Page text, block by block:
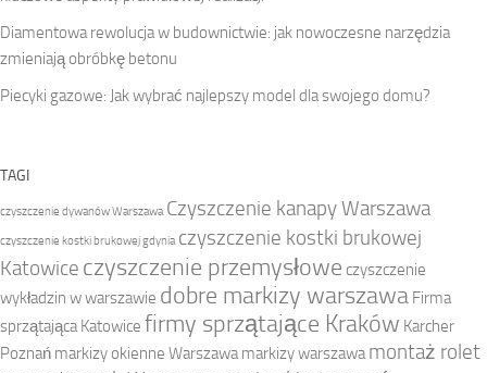
Diamentowa rewolucja w budownictwie: jak nowoczesne narzędzia
zmieniają obróbkę betonu
Piecyki gazowe: Jak wybrać najlepszy model dla swojego domu?
TAGI
czyszczenie dywanów Warszawa Czyszczenie kanapy Warszawa
czyszczenie kostki brukowej gdynia czyszczenie kostki brukowej
Katowice czyszczenie przemysłowe czyszczenie
wykładzin w warszawie dobre markizy warszawa Firma
sprzątająca Katowice firmy sprzątające Kraków Karcher
Poznań markizy okienne Warszawa markizy warszawa montaż rolet